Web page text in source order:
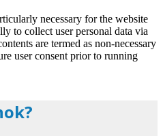
necessary for the website
to collect user personal data via
are termed as non-necessary
user consent prior to running